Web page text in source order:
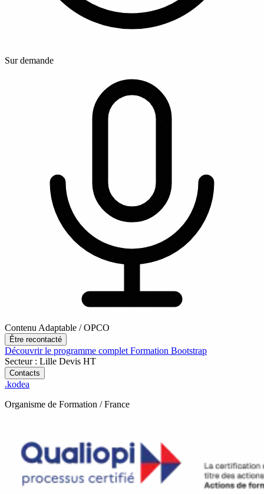
Sur demande
Contenu Adaptable / OPCO
Être recontacté
Découvrir le programme complet Formation Bootstrap
Secteur : Lille Devis HT
Contacts
.kodea
Organisme de Formation / France